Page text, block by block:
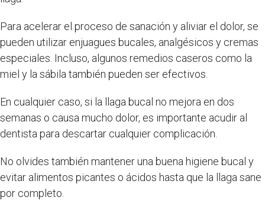
Para acelerar el proceso de sanación y aliviar el dolor, se
pueden utilizar enjuagues bucales, analgésicos y cremas
especiales. Incluso, algunos remedios caseros como la
miel y la sábila también pueden ser efectivos.
En cualquier caso, si la llaga bucal no mejora en dos
semanas o causa mucho dolor, es importante acudir al
dentista para descartar cualquier complicación.
No olvides también mantener una buena higiene bucal y
evitar alimentos picantes o ácidos hasta que la llaga sane
por completo.